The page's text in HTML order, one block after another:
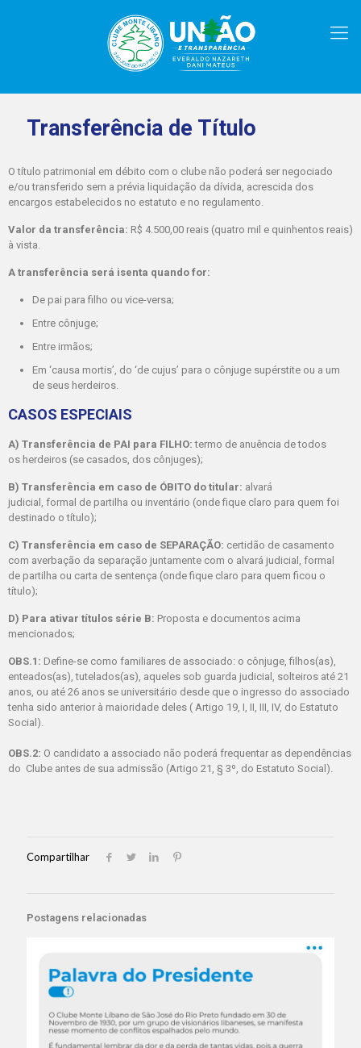
Transferência de Título
O título patrimonial em débito com o clube não poderá ser negociado
e/ou transferido sem a prévia liquidação da dívida, acrescida dos
encargos estabelecidos no estatuto e no regulamento.
Valor da transferência: R$ 4.500,00 reais (quatro mil e quinhentos reais)
à vista.
A transferência será isenta quando for:
De pai para filho ou vice-versa;
Entre cônjuge;
Entre irmãos;
Em ‘causa mortis’, do ‘de cujus’ para o cônjuge supérstite ou a um
de seus herdeiros.
CASOS ESPECIAIS
A) Transferência de PAI para FILHO: termo de anuência de todos
os herdeiros (se casados, dos cônjuges);
B) Transferência em caso de ÓBITO do titular: alvará
judicial, formal de partilha ou inventário (onde fique claro para quem foi
destinado o título);
C) Transferência em caso de SEPARAÇÃO: certidão de casamento
com averbação da separação juntamente com o alvará judicial, formal
de partilha ou carta de sentença (onde fique claro para quem ficou o
título);
D) Para ativar títulos série B: Proposta e documentos acima
mencionados;
OBS.1: Define-se como familiares de associado: o cônjuge, filhos(as),
enteados(as), tutelados(as), aqueles sob guarda judicial, solteiros até 21
anos, ou até 26 anos se universitário desde que o ingresso do associado
tenha sido anterior à maioridade deles ( Artigo 19, I, II, III, IV, do Estatuto
Social).
OBS.2: O candidato a associado não poderá frequentar as dependências
do Clube antes de sua admissão (Artigo 21, § 3º, do Estatuto Social).
Compartilhar
Postagens relacionadas